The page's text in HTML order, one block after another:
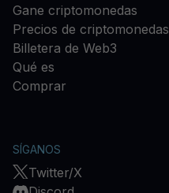
Gane criptomonedas
Precios de criptomonedas
Billetera de Web3
Qué es
Comprar
SÍGANOS
Twitter/X